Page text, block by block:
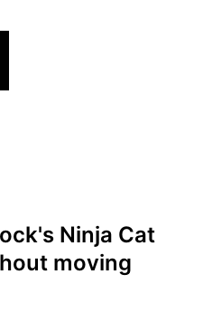
Ninja Cat
moving